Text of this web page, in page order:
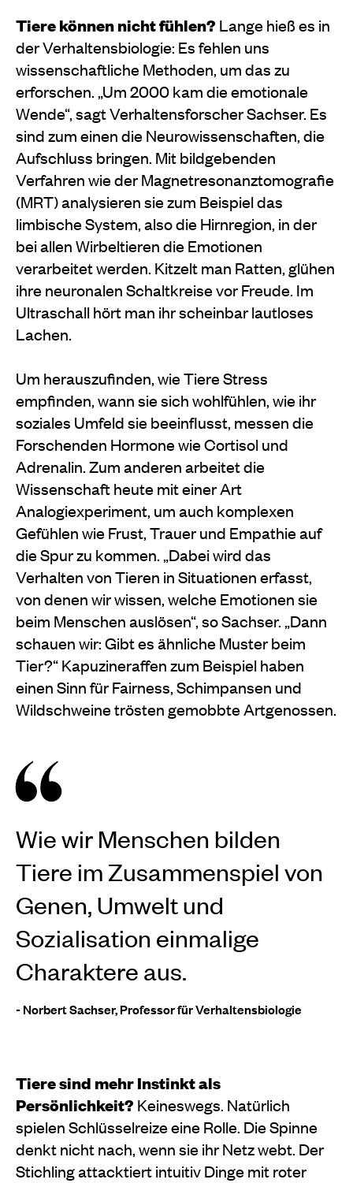
Tiere können nicht fühlen? Lange hieß es in
der Verhaltensbiologie: Es fehlen uns
wissenschaftliche Methoden, um das zu
erforschen. „Um 2000 kam die emotionale
Wende“, sagt Verhaltensforscher Sachser. Es
sind zum einen die Neurowissenschaften, die
Aufschluss bringen. Mit bildgebenden
Verfahren wie der Magnetresonanztomografie
(MRT) analysieren sie zum Beispiel das
limbische System, also die Hirnregion, in der
bei allen Wirbeltieren die Emotionen
verarbeitet werden. Kitzelt man Ratten, glühen
ihre neuronalen Schaltkreise vor Freude. Im
Ultraschall hört man ihr scheinbar lautloses
Lachen.
Um herauszufinden, wie Tiere Stress
empfinden, wann sie sich wohlfühlen, wie ihr
soziales Umfeld sie beeinflusst, messen die
Forschenden Hormone wie Cortisol und
Adrenalin. Zum anderen arbeitet die
Wissenschaft heute mit einer Art
Analogiexperiment, um auch komplexen
Gefühlen wie Frust, Trauer und Empathie auf
die Spur zu kommen. „Dabei wird das
Verhalten von Tieren in Situationen erfasst,
von denen wir wissen, welche Emotionen sie
beim Menschen auslösen“, so Sachser. „Dann
schauen wir: Gibt es ähnliche Muster beim
Tier?“ Kapuzineraffen zum Beispiel haben
einen Sinn für Fairness, Schimpansen und
Wildschweine trösten gemobbte Artgenossen.
Wie wir Menschen bilden
Tiere im Zusammenspiel von
Genen, Umwelt und
Sozialisation einmalige
Charaktere aus.
- Norbert Sachser, Professor für Verhaltensbiologie
Tiere sind mehr Instinkt als
Persönlichkeit? Keineswegs. Natürlich
spielen Schlüsselreize eine Rolle. Die Spinne
denkt nicht nach, wenn sie ihr Netz webt. Der
Stichling attacktiert intuitiv Dinge mit roter